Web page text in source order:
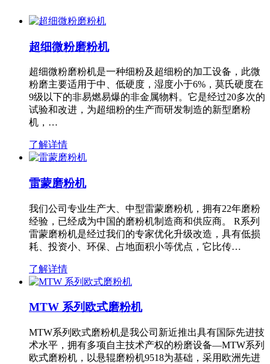
超细微粉磨粉机
超细微粉磨粉机是一种细粉及超细粉的加工设备，此微
粉磨主要适用于中、低硬度，湿度小于6%，莫氏硬度在
9级以下的非易燃易爆的非金属物料。它是经过20多次的
试验和改进，为超细粉的生产而研发制造的新型磨粉
机，…
了解详情
雷蒙磨粉机
我们公司专业生产大、中型雷蒙磨粉机，拥有22年磨粉
经验，已经成为中国的磨粉机制造商和供应商。 R系列
雷蒙磨粉机是经过我们的专家优化升级改造，具有低损
耗、投资小、环保、占地面积小等优点，它比传…
了解详情
MTW 系列欧式磨粉机
MTW系列欧式磨粉机是我公司新近推出具有国际先进技
术水平，拥有多项自主技术产权的粉磨设备—MTW系列
欧式磨粉机，以悬辊磨粉机9518为基础，采用欧洲先进